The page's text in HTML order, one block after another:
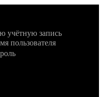
учётную запись
пользователя